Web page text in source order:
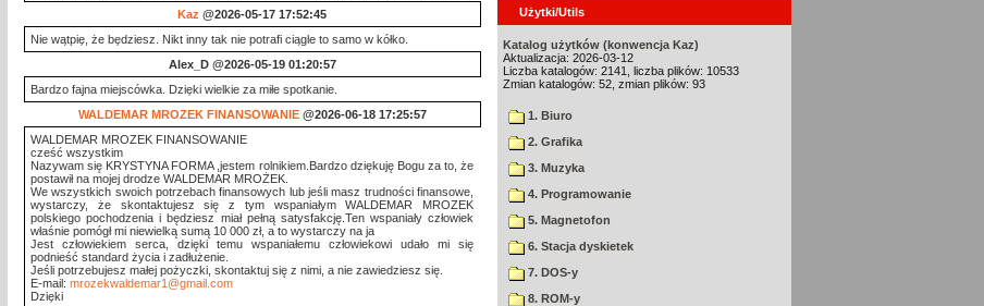
Kaz @2026-05-17 17:52:45
Nie wątpię, że będziesz. Nikt inny tak nie potrafi ciągle to samo w kółko.
Alex_D@2026-05-19 01:20:57
Bardzo fajna miejscówka. Dzięki wielkie za miłe spotkanie.
WALDEMAR MROZEK FINANSOWANIE@2026-06-18 17:25:57
WALDEMAR MROZEK FINANSOWANIE
cześć wszystkim
Nazywam się KRYSTYNA FORMA ,jestem rolnikiem.Bardzo dziękuję Bogu za to, że
postawił na mojej drodze WALDEMAR MROŻEK.
We wszystkich swoich potrzebach finansowych lub jeśli masz trudności finansowe,
wystarczy, że skontaktujesz się z tym wspaniałym WALDEMAR MROZEK
polskiego pochodzenia i będziesz miał pełną satysfakcję.Ten wspaniały człowiek
właśnie pomógł mi niewielką sumą 10 000 zł, a to wystarczy na ja
Jest człowiekiem serca, dzięki temu wspaniałemu człowiekowi udało mi się
podnieść standard życia i zadłużenie.
Jeśli potrzebujesz małej pożyczki, skontaktuj się z nimi, a nie zawiedziesz się.
E-mail: mrozekwaldemar1@gmail.com
Dzięki
Użytki/Utils
Katalog użytków (konwencja Kaz)
Aktualizacja: 2026-03-12
Liczba katalogów: 2141, liczba plików: 10533
Zmian katalogów: 52, zmian plików: 93
1. Biuro
2. Grafika
3. Muzyka
4. Programowanie
5. Magnetofon
6. Stacja dyskietek
7. DOS-y
8. ROM-y